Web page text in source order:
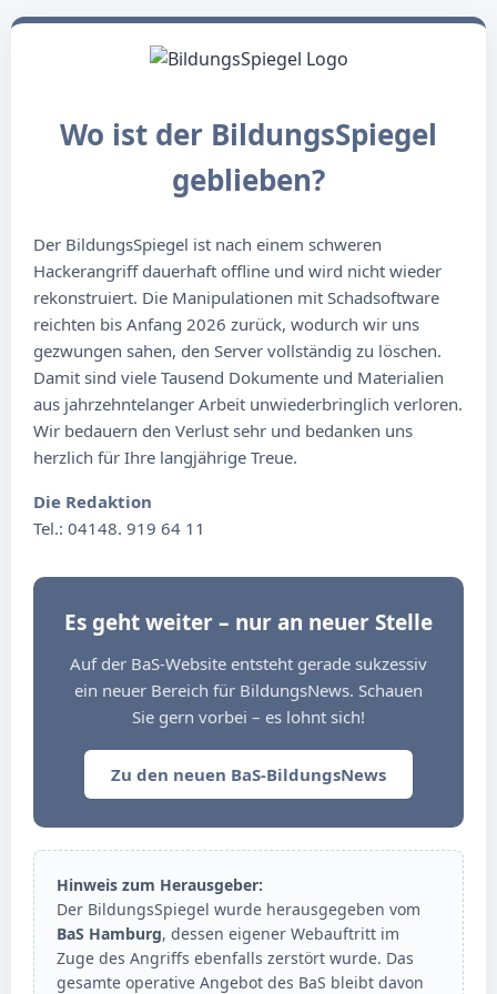
Wo ist der BildungsSpiegel
geblieben?
Der BildungsSpiegel ist nach einem schweren
Hackerangriff dauerhaft offline und wird nicht wieder
rekonstruiert. Die Manipulationen mit Schadsoftware
reichten bis Anfang 2026 zurück, wodurch wir uns
gezwungen sahen, den Server vollständig zu löschen.
Damit sind viele Tausend Dokumente und Materialien
aus jahrzehntelanger Arbeit unwiederbringlich verloren.
Wir bedauern den Verlust sehr und bedanken uns
herzlich für Ihre langjährige Treue.
Die Redaktion
Tel.: 04148. 919 64 11
Es geht weiter – nur an neuer Stelle
Auf der BaS-Website entsteht gerade sukzessiv
ein neuer Bereich für BildungsNews. Schauen
Sie gern vorbei – es lohnt sich!
Zu den neuen BaS-BildungsNews
Hinweis zum Herausgeber:
Der BildungsSpiegel wurde herausgegeben vom
BaS Hamburg, dessen eigener Webauftritt im
Zuge des Angriffs ebenfalls zerstört wurde. Das
gesamte operative Angebot des BaS bleibt davon